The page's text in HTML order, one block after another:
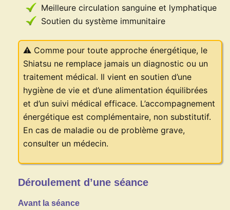
Meilleure circulation sanguine et lymphatique
Soutien du système immunitaire
⚠️ Comme pour toute approche énergétique, le
Shiatsu ne remplace jamais un diagnostic ou un
traitement médical. Il vient en soutien d’une
hygiène de vie et d’une alimentation équilibrées
et d’un suivi médical efficace. L’accompagnement
énergétique est complémentaire, non substitutif.
En cas de maladie ou de problème grave,
consulter un médecin.
Déroulement d’une séance
Avant la séance